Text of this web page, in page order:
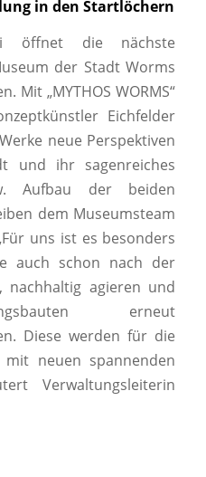
in den Startlöchern
öffnet die nächste
der Stadt Worms
Mit „MYTHOS WORMS“
Eichfelder
neue Perspektiven
und ihr sagenreiches
Aufbau der beiden
dem Museumsteam
uns ist es besonders
auch schon nach der
nachhaltig agieren und
erneut
Diese werden für die
mit neuen spannenden
Verwaltungsleiterin